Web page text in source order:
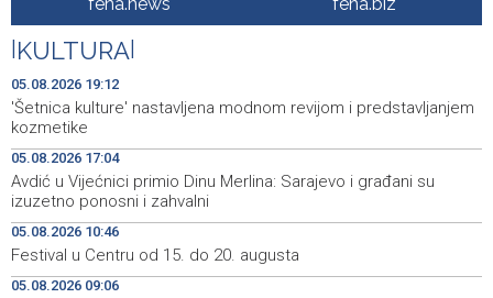
Postignut dogovor o daljnjim koracima za rješavanje
statusa otpuštenih radnika Komunalnog
16:59 U Konjicu zabranjeno zalijevanje vrtova i javnih površina
16:56
U julu u KS rast broja gostiju i noćenja, tokom Merlinovih
16:43
Obustavljen saobraćaj kod mjesta Muhašinovići na
regionalnoj cesti Visoko-Kakanj
16:42
Ornitološko društvo 'Naše ptice': Stop krivolovu na
prepelicu
fena.news fena.biz
KULTURA
05.08.2026 19:12
'Šetnica kulture' nastavljena modnom revijom i predstavljanjem
kozmetike
05.08.2026 17:04
Avdić u Vijećnici primio Dinu Merlina: Sarajevo i građani su
izuzetno ponosni i zahvalni
05.08.2026 10:46
Festival u Centru od 15. do 20. augusta
05.08.2026 09:06